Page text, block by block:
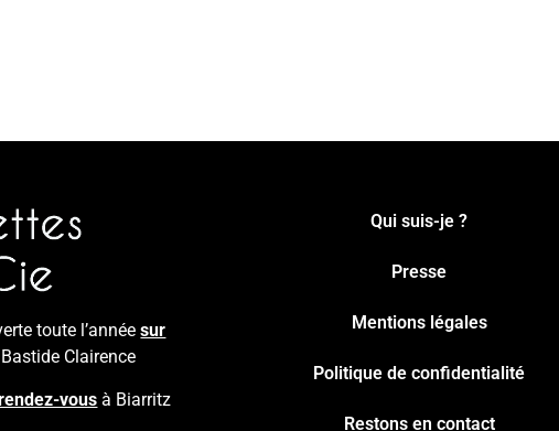
toute l’annéesur
Clairence
vous à Biarritz
Qui suis-je ?
Presse
Mentions légales
Politique de confidentialité
Restons en contact